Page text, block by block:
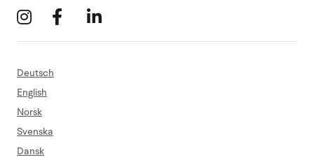
Deutsch
English
Norsk
Svenska
Dansk